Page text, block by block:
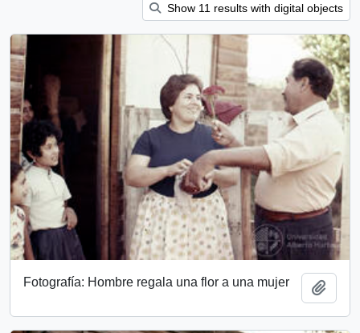
Show 11 results with digital objects
Fotografía: Hombre regala una flor a una mujer